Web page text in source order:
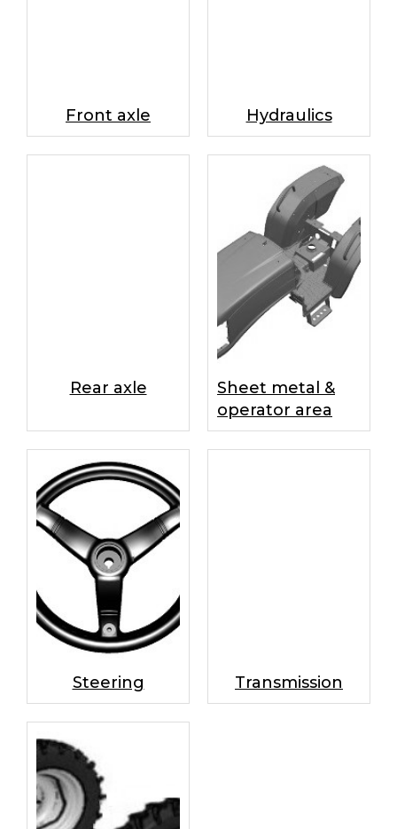
Front axle Hydraulics
Rear axle
Sheet metal &
operator area
Steering Transmission